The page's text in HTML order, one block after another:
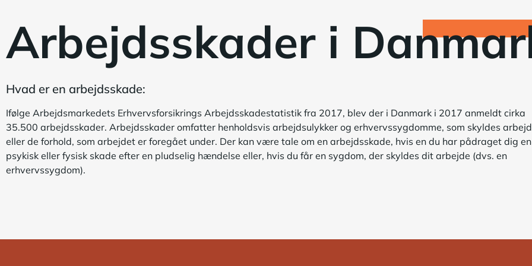
Arbejdsskader i
Hvad er en arbejdsskade:
Ifølge Arbejdsmarkedets Erhvervsforsikrings Arbejdsskadestatistik fra 2017, blev der i Danmark i 2017 anmeldt cirka
35.500 arbejdsskader. Arbejdsskader omfatter henholdsvis arbejdsulykker og erhvervssygdomme, som skyldes
eller de forhold, som arbejdet er foregået under. Der kan være tale om en arbejdsskade, hvis en du har pådraget dig en
psykisk eller fysisk skade efter en pludselig hændelse eller, hvis du får en sygdom, der skyldes dit arbejde (dvs. en
erhvervssygdom).